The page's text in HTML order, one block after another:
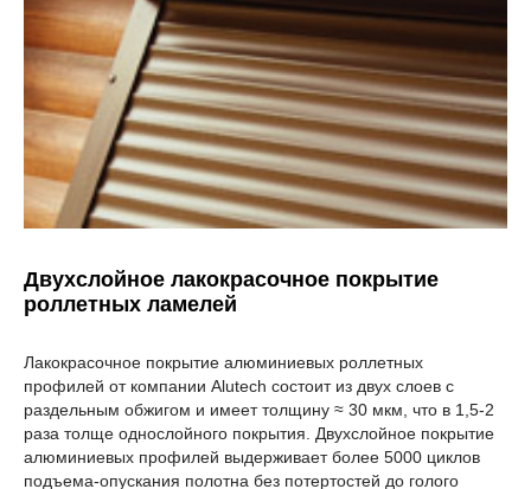
Двухслойное лакокрасочное покрытие
роллетных ламелей
Лакокрасочное покрытие алюминиевых роллетных
профилей от компании Alutech состоит из двух слоев с
раздельным обжигом и имеет толщину ≈ 30 мкм, что в 1,5-2
раза толще однослойного покрытия. Двухслойное покрытие
алюминиевых профилей выдерживает более 5000 циклов
подъема-опускания полотна без потертостей до голого